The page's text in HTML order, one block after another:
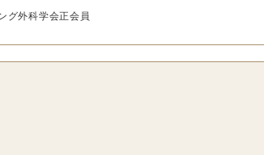
グ外科学会正会員